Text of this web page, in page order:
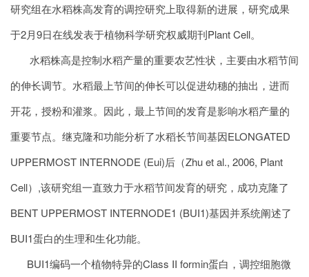
研究组在水稻株高发育的调控研究上取得新的进展，研究成果
于2月9日在线发表于植物科学研究权威期刊Plant Cell。
水稻株高是控制水稻产量的重要农艺性状，主要由水稻节间
的伸长调节。水稻最上节间的伸长可以促进幼穗的抽出，进而
开花，授粉和灌浆。因此，最上节间的发育是影响水稻产量的
重要节点。继克隆和功能分析了水稻长节间基因ELONGATED
UPPERMOST INTERNODE (Eui)后（Zhu et al., 2006, Plant
Cell）,该研究组一直致力于水稻节间发育的研究，成功克隆了
BENT UPPERMOST INTERNODE1 (BUI1)基因并系统阐述了
BUI1蛋白的生理和生化功能。
BUI1编码一个植物特异的Class II formin蛋白，调控细胞微